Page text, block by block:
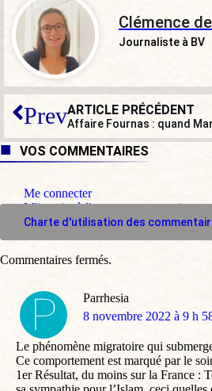
Clémence
Journaliste à BV
PrevARTICLE PRÉCÉDENT
VOS COMMENTAIRES
Me connecter
M'inscrire à l'espace commentaire
Charte d'utilisation des
Parrhesia
dit
8 novembre 2022 à 9 h
Le phénomène migratoire qui
Ce comportement est marqué par le
1er Résultat, du moins sur la France :
Commentaires fermés.